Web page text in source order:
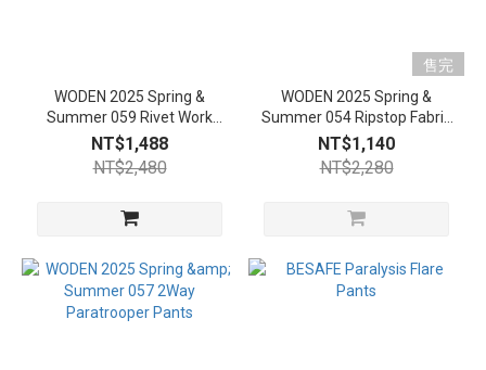
WODEN 2025 Spring &
Summer 059 Rivet Work
Shorts
NT$1,488
NT$2,480
售完
WODEN 2025 Spring &
Summer 054 Ripstop Fabric
Work Shirt
NT$1,140
NT$2,280